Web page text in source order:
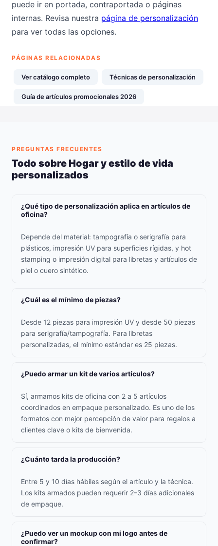
puede ir en portada, contraportada o páginas
internas. Revisa nuestra página de personalización
para ver todas las opciones.
PÁGINAS RELACIONADAS
Ver catálogo completo Técnicas de personalización
Guía de artículos promocionales 2026
PREGUNTAS FRECUENTES
Todo sobre Hogar y estilo de vida
personalizados
¿Qué tipo de personalización aplica en artículos de
oficina?
Depende del material: tampografía o serigrafía para
plásticos, impresión UV para superficies rígidas, y hot
stamping o impresión digital para libretas y artículos de
piel o cuero sintético.
¿Cuál es el mínimo de piezas?
Desde 12 piezas para impresión UV y desde 50 piezas
para serigrafía/tampografía. Para libretas
personalizadas, el mínimo estándar es 25 piezas.
¿Puedo armar un kit de varios artículos?
Sí, armamos kits de oficina con 2 a 5 artículos
coordinados en empaque personalizado. Es uno de los
formatos con mejor percepción de valor para regalos a
clientes clave o kits de bienvenida.
¿Cuánto tarda la producción?
Entre 5 y 10 días hábiles según el artículo y la técnica.
Los kits armados pueden requerir 2–3 días adicionales
de empaque.
¿Puedo ver un mockup con mi logo antes de
confirmar?